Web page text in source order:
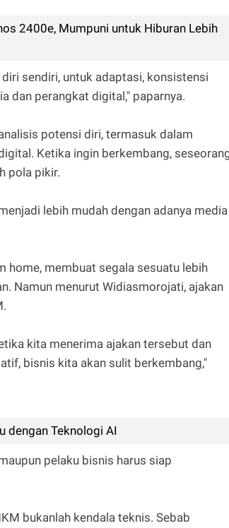
2400e, Mumpuni untuk Hiburan Lebih
sendiri, untuk adaptasi, konsistensi
dan perangkat digital," paparnya.
potensi diri, termasuk dalam
Ketika ingin berkembang,
pola pikir.
lebih mudah dengan adanya media
home, membuat segala sesuatu lebih
Namun menurut Widiasmorojati, ajakan
kita menerima ajakan tersebut dan
bisnis kita akan sulit berkembang,"
dengan Teknologi AI
pelaku bisnis harus siap
bukanlah kendala teknis. Sebab